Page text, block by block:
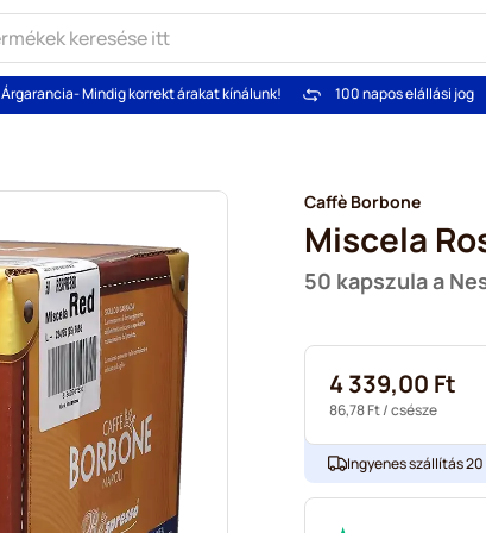
Árgarancia- Mindig korrekt árakat kínálunk! 100 napos elállási jog
Caffè Borbone
Miscela
50 kapszula a
4 339,00 Ft
86,78 Ft/ csésze
Ingyenes szállítás